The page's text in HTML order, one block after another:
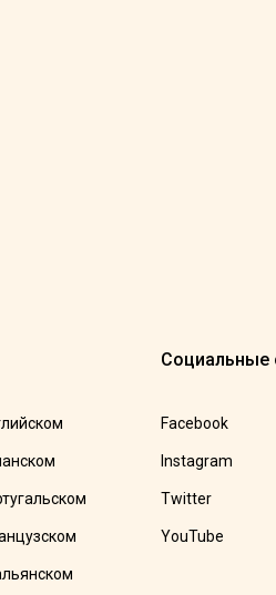
Социальные
Facebook
Instagram
Twitter
YouTube